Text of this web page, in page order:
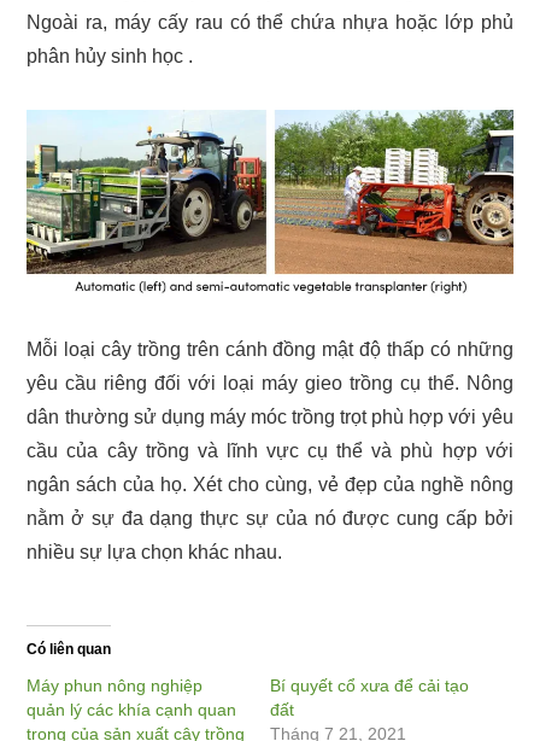
Ngoài ra, máy cấy rau có thể chứa nhựa hoặc lớp phủ
phân hủy sinh học .
Mỗi loại cây trồng trên cánh đồng mật độ thấp có những
yêu cầu riêng đối với loại máy gieo trồng cụ thể. Nông
dân thường sử dụng máy móc trồng trọt phù hợp với yêu
cầu của cây trồng và lĩnh vực cụ thể và phù hợp với
ngân sách của họ. Xét cho cùng, vẻ đẹp của nghề nông
nằm ở sự đa dạng thực sự của nó được cung cấp bởi
nhiều sự lựa chọn khác nhau.
Có liên quan
Máy phun nông nghiệp
quản lý các khía cạnh quan
trọng của sản xuất cây trồng
Bí quyết cổ xưa để cải tạo
đất
Tháng 7 21, 2021